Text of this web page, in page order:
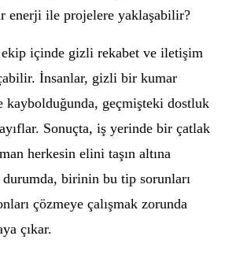
enerji ile projelere yaklaşabilir?
ekip içinde gizli rekabet ve iletişim
İnsanlar, gizli bir kumar
kaybolduğunda, geçmişteki dostluk
Sonuçta, iş yerinde bir çatlak
herkesin elini taşın altına
durumda, birinin bu tip sorunları
çözmeye çalışmak zorunda
çıkar.